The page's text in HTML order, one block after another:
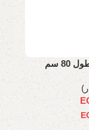
80 سم